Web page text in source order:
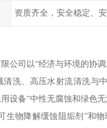
资质齐全，安全稳定、
公司以“经济与环境的协
清洗、高压水射流清洗与
设备“中性无腐蚀和绿色
生物降解缓蚀阻垢剂”和